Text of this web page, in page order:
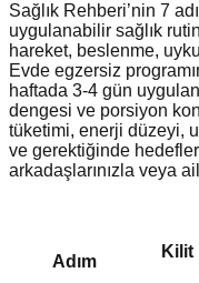
Sağlık Rehberi’nin 7
uygulanabilir sağlık
hareket, beslenme,
Evde egzersiz
haftada 3-4 gün
dengesi ve porsiyon
tüketimi, enerji düzeyi,
ve gerektiğinde
arkadaşlarınızla veya
Adım
Kilit